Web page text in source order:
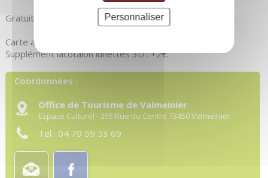
Personnaliser
Gratuit pour les moins de 4 ans.
Carte abonnement : 10 places 65€
Supplément lacotaion lunettes 3D : +2€.
Coordonnées :
Office de Tourisme de Valmeinier
Espace Culturel - 255 Rue du Centre 73450Valmeinier
Tel : 04 79 59 53 69